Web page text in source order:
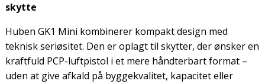
skytte
Huben GK1 Mini kombinerer kompakt design med
teknisk seriøsitet. Den er oplagt til skytter, der ønsker en
kraftfuld PCP-luftpistol i et mere håndterbart format –
uden at give afkald på byggekvalitet, kapacitet eller